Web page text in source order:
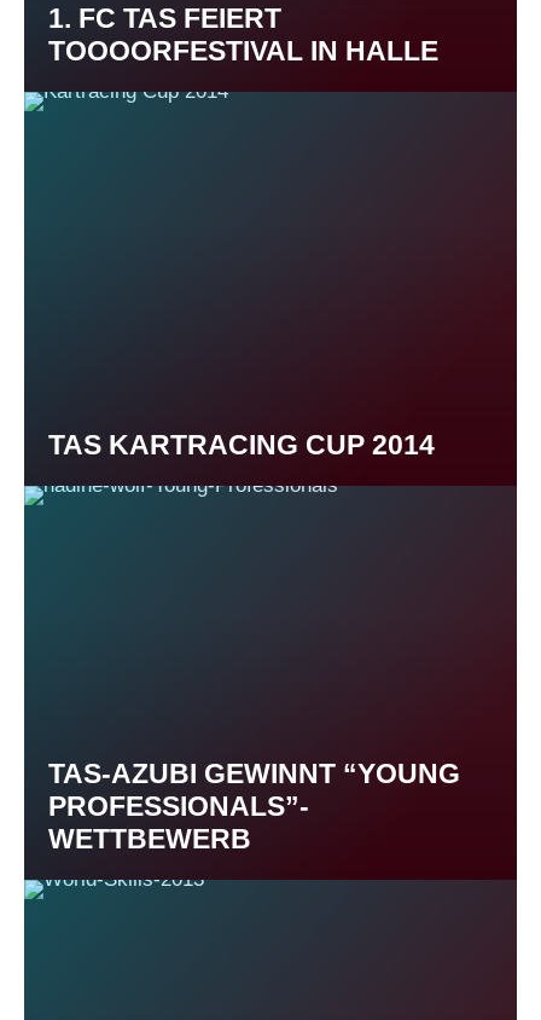
1. FC TAS FEIERT
TOOOORFESTIVAL IN HALLE
TAS KARTRACING CUP 2014
TAS-AZUBI GEWINNT “YOUNG
PROFESSIONALS”-
WETTBEWERB